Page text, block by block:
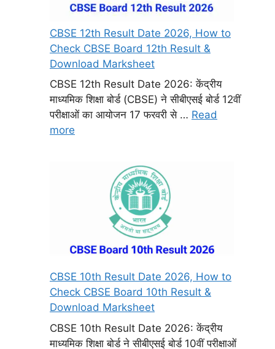
CBSE 12th Result Date 2026, How to
Check CBSE Board 12th Result &
Download Marksheet
CBSE 12th Result Date 2026: केंद्रीय
माध्यमिक शिक्षा बोर्ड (CBSE) ने सीबीएसई बोर्ड 12वीं
परीक्षाओं का आयोजन 17 फरवरी से … Read
more
CBSE 10th Result Date 2026, How to
Check CBSE Board 10th Result &
Download Marksheet
CBSE 10th Result Date 2026: केंद्रीय
माध्यमिक शिक्षा बोर्ड ने सीबीएसई बोर्ड 10वीं परीक्षाओं